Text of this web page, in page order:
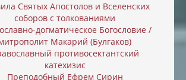
Святых Апостолов и Вселенских
соборов с толкованиями
догматическое Богословие /
Макарий (Булгаков)
противосектантский
катехизис
Преподобный Ефрем Сирин